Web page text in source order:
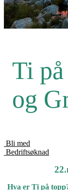
Ti
og
Bli med
Bedriftsøknad
Hva er Ti på